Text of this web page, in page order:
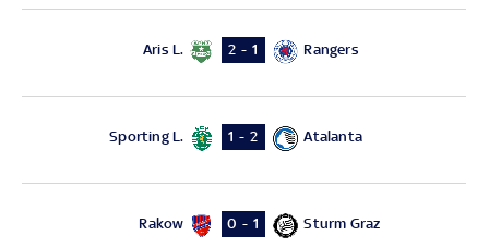
Aris L. 2 - 1 Rangers
Sporting L. 1 - 2 Atalanta
Rakow 0 - 1 Sturm Graz